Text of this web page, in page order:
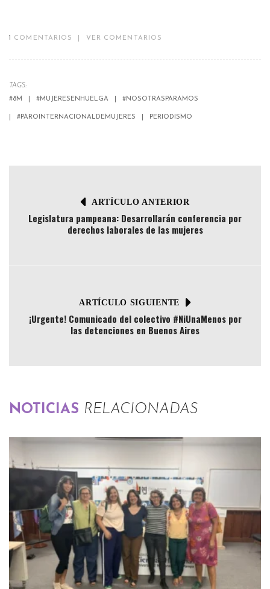
COMENTARIOS VER COMENTARIOS
TAGS:
#8M
#MUJERESENHUELGA #NOSOTRASPARAMOS
#PAROINTERNACIONALDEMUJERES PERIODISMO
ARTÍCULO ANTERIOR
Legislatura pampeana: Desarrollarán conferencia por
derechos laborales de las mujeres
ARTÍCULO SIGUIENTE
¡Urgente! Comunicado del colectivo #NiUnaMenos por
las detenciones en Buenos Aires
NOTICIAS RELACIONADAS